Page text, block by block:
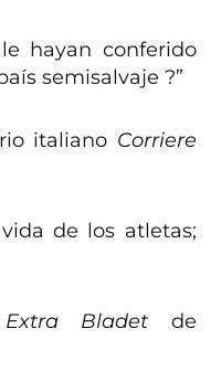
hayan conferido
semisalvaje ?”
italiano Corriere
de los atletas;
Extra Bladet de